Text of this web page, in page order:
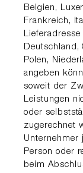
Belgien,
Frankreich,
Deutschland,
Polen,
angeben
soweit der
Leistungen
oder
zugerechnet
Unterneh­mer
Person oder
beim